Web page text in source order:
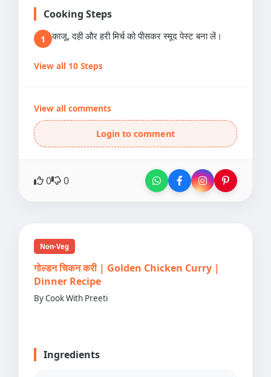
Cooking Steps
1 काजू, दही और हरी मिर्च को पीसकर स्मूद पेस्ट बना लें।
View all 10 Steps
View all comments
Login to comment
0 0
Non-Veg
गोल्डन चिकन करी | Golden Chicken Curry |
Dinner Recipe
By Cook With Preeti
Ingredients